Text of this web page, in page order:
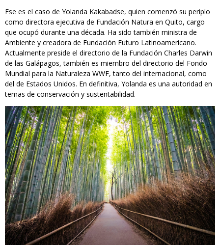
Ese es el caso de Yolanda Kakabadse, quien comenzó su periplo
como directora ejecutiva de Fundación Natura en Quito, cargo
que ocupó durante una década. Ha sido también ministra de
Ambiente y creadora de Fundación Futuro Latinoamericano.
Actualmente preside el directorio de la Fundación Charles Darwin
de las Galápagos, también es miembro del directorio del Fondo
Mundial para la Naturaleza WWF, tanto del internacional, como
del de Estados Unidos. En definitiva, Yolanda es una autoridad en
temas de conservación y sustentabilidad.